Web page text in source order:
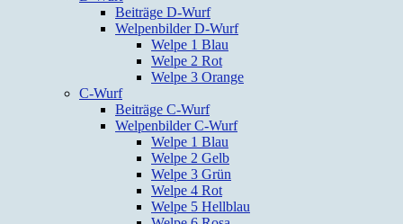
Beiträge D-Wurf
Welpenbilder D-Wurf
Welpe 1 Blau
Welpe 2 Rot
Welpe 3 Orange
C-Wurf
Beiträge C-Wurf
Welpenbilder C-Wurf
Welpe 1 Blau
Welpe 2 Gelb
Welpe 3 Grün
Welpe 4 Rot
Welpe 5 Hellblau